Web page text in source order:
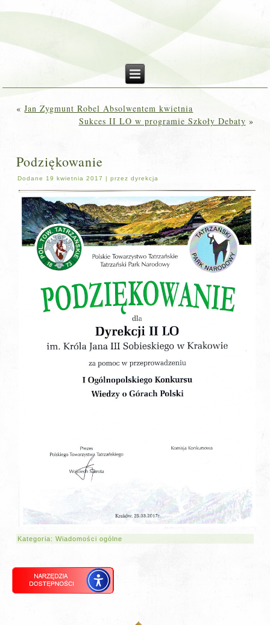
«Jan Zygmunt Robel Absolwentem kwietnia
Sukces II LO w programie Szkoły Debaty »
Podziękowanie
Dodane 19 kwietnia 2017 |przez dyrekcja
Kategoria:Wiadomości ogólne